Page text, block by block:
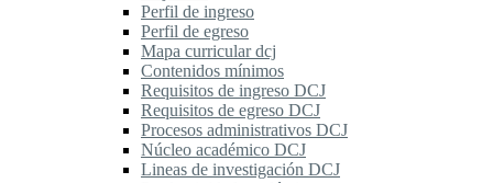
Perfil de ingreso
Perfil de egreso
Mapa curricular dcj
Contenidos mínimos
Requisitos de ingreso DCJ
Requisitos de egreso DCJ
Procesos administrativos DCJ
Núcleo académico DCJ
Lineas de investigación DCJ